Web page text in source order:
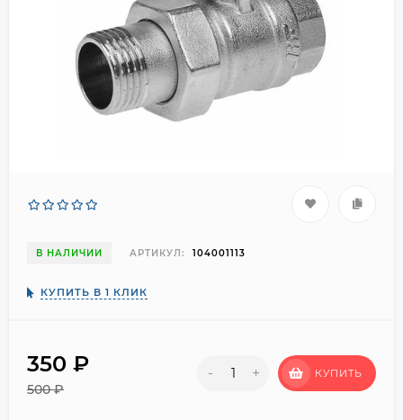
В НАЛИЧИИ АРТИКУЛ: 104001113
КУПИТЬ В 1 КЛИК
350 ₽
500₽
- + КУПИТЬ